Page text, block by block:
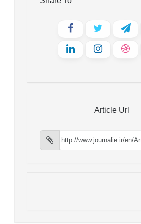
Article Url